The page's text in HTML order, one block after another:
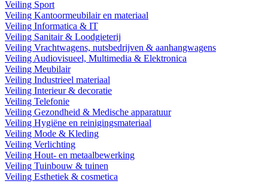
Veiling Sport
Veiling Kantoormeubilair en materiaal
Veiling Informatica & IT
Veiling Sanitair & Loodgieterij
Veiling Vrachtwagens, nutsbedrijven & aanhangwagens
Veiling Audiovisueel, Multimedia & Elektronica
Veiling Meubilair
Veiling Industrieel materiaal
Veiling Interieur & decoratie
Veiling Telefonie
Veiling Gezondheid & Medische apparatuur
Veiling Hygiëne en reinigingsmateriaal
Veiling Mode & Kleding
Veiling Verlichting
Veiling Hout- en metaalbewerking
Veiling Tuinbouw & tuinen
Veiling Esthetiek & cosmetica